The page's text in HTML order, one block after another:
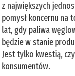
z największych
pomysł koncernu na
lat, gdy paliwa
będzie w stanie
Jest tylko kwestią,
konsumentów.